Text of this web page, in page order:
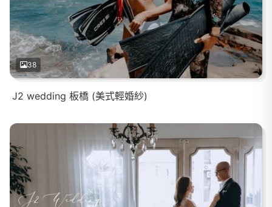
38
J2 wedding 板橋 (美式輕婚紗)